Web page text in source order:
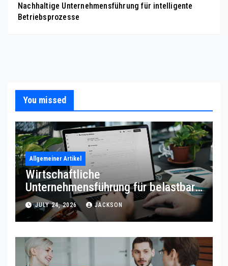
Nachhaltige Unternehmensführung für intelligente
Betriebsprozesse
You missed
Allgemeiner Artikel
Wirtschaftliche
Unternehmensführung für belastbare
Prozessqualität
JULY 24, 2026 JACKSON